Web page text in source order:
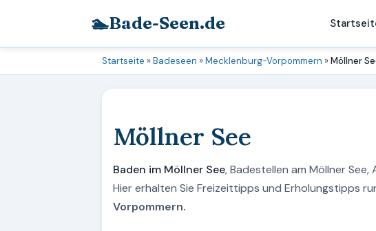
🏊Bade-Seen.de
Startseite »Badeseen »Mecklenburg-Vorpommern »Möllner
Möllner See
Baden im Möllner See, Badestellen am Möllner
Hier erhalten Sie Freizeittipps und Erholungstipps
Vorpommern.